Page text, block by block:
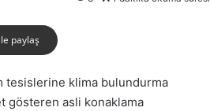
paylaş
tesislerine klima bulundurma
gösteren asli konaklama